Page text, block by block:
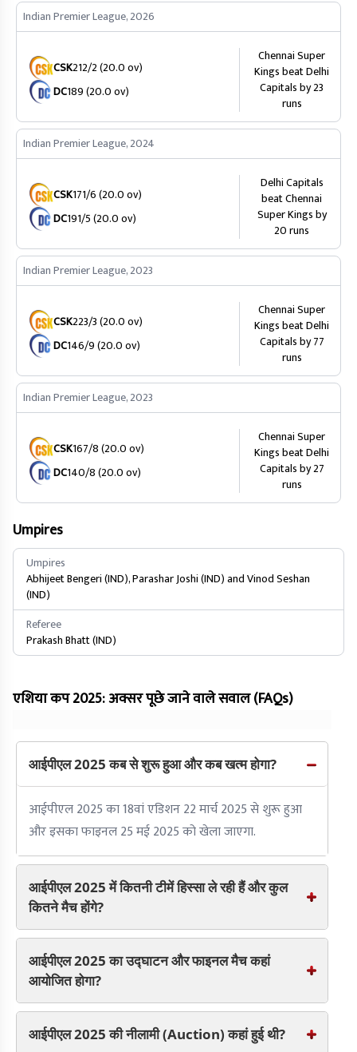
Indian Premier League, 2026
CSK212/2 (20.0 ov)
DC189 (20.0 ov)
Chennai Super
Kings beat Delhi
Capitals by 23
runs
Indian Premier League, 2024
CSK171/6 (20.0 ov)
DC191/5 (20.0 ov)
Delhi Capitals
beat Chennai
Super Kings by
20 runs
Indian Premier League, 2023
CSK223/3 (20.0 ov)
DC146/9 (20.0 ov)
Chennai Super
Kings beat Delhi
Capitals by 77
runs
Indian Premier League, 2023
CSK167/8 (20.0 ov)
DC140/8 (20.0 ov)
Chennai Super
Kings beat Delhi
Capitals by 27
runs
Umpires
Umpires
Abhijeet Bengeri (IND), Parashar Joshi (IND) and Vinod Seshan
(IND)
Referee
Prakash Bhatt (IND)
एशिया कप 2025: अक्सर पूछे जाने वाले सवाल (FAQs)
आईपीएल 2025 कब से शुरू हुआ और कब खत्म होगा?
आईपीएल 2025 का 18वां एडिशन 22 मार्च 2025 से शुरू हुआ
और इसका फाइनल 25 मई 2025 को खेला जाएगा.
आईपीएल 2025 में कितनी टीमें हिस्सा ले रही हैं और कुल
कितने मैच होंगे?
आईपीएल 2025 का उद्घाटन और फाइनल मैच कहां
आयोजित होगा?
आईपीएल 2025 की नीलामी (Auction) कहां हुई थी?